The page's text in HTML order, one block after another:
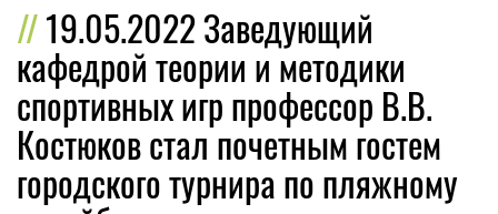
19.05.2022 Заведующий
кафедрой теории и методики
спортивных игр профессор В.В.
Костюков стал почетным гостем
городского турнира по пляжному